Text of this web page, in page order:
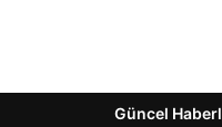
Güncel